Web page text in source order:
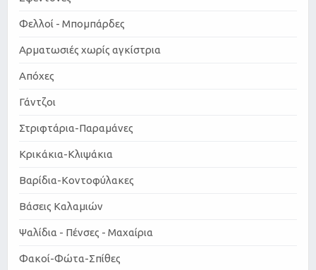
Φελλοί - Μπομπάρδες
Αρματωσιές χωρίς αγκίστρια
Απόχες
Γάντζοι
Στριφτάρια-Παραμάνες
Κρικάκια-Κλιψάκια
Βαρίδια-Κοντοφύλακες
Βάσεις Καλαμιών
Ψαλίδια - Πένσες - Μαχαίρια
Φακοί-Φώτα-Σπίθες